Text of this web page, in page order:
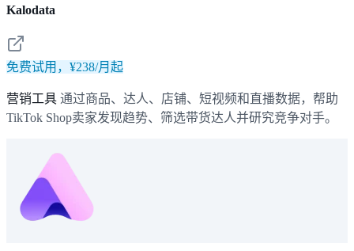
Kalodata
免费试用，¥238/月起
营销工具 通过商品、达人、店铺、短视频和直播数据，帮助
TikTok Shop卖家发现趋势、筛选带货达人并研究竞争对手。